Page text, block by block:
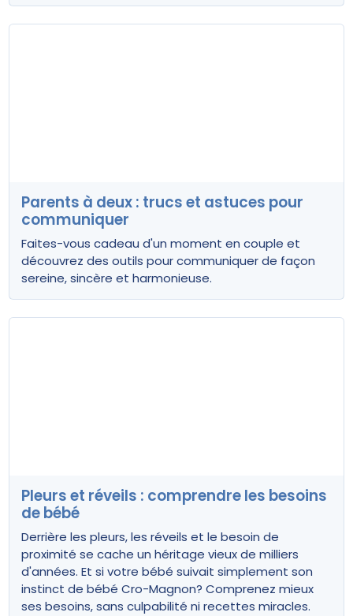
Parents à deux : trucs et astuces pour
communiquer
Faites-vous cadeau d'un moment en couple et
découvrez des outils pour communiquer de façon
sereine, sincère et harmonieuse.
Pleurs et réveils : comprendre les besoins
de bébé
Derrière les pleurs, les réveils et le besoin de
proximité se cache un héritage vieux de milliers
d'années. Et si votre bébé suivait simplement son
instinct de bébé Cro-Magnon? Comprenez mieux
ses besoins, sans culpabilité ni recettes miracles.